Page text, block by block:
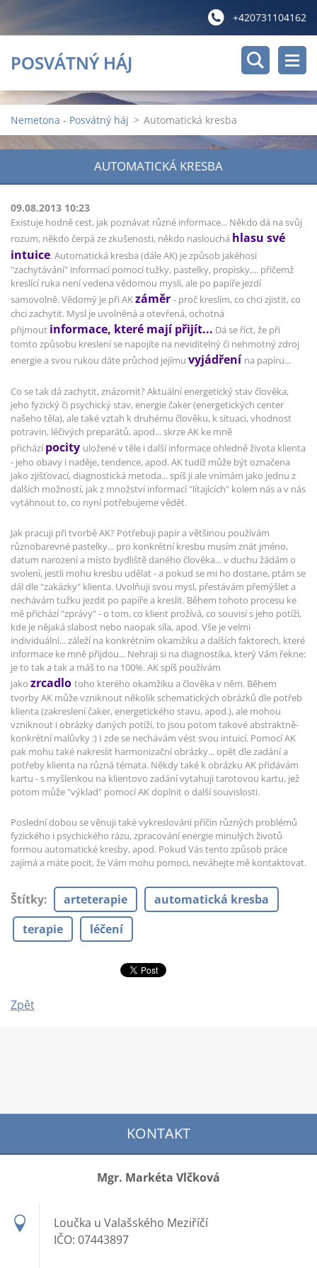
+420731104162
POSVÁTNÝ HÁJ
Nemetona - Posvátný háj > Automatická kresba
AUTOMATICKÁ KRESBA
09.08.2013 10:23
Existuje hodně cest, jak poznávat různé informace... Někdo dá na svůj
rozum, někdo čerpá ze zkušenosti, někdo naslouchá hlasu své
intuice. Automatická kresba (dále AK) je způsob jakéhosi
"zachytávání" informací pomocí tužky, pastelky, propisky,... přičemž
kreslící ruka není vedena vědomou myslí, ale po papíře jezdí
samovolně. Vědomý je při AKzáměr - proč kreslím, co chci zjistit, co
chci zachytit. Mysl je uvolněná a otevřená, ochotná
přijmout informace, které mají přijít... Dá se říct, že při
tomto způsobu kreslení se napojíte na neviditelný či nehmotný zdroj
energie a svou rukou dáte průchod jejímu vyjádření na papíru...
Co se tak dá zachytit, znázornit? Aktuální energetický stav člověka,
jeho fyzický či psychický stav, energie čaker (energetických center
našeho těla), ale také vztah k druhému člověku, k situaci, vhodnost
potravin, léčivých preparátů, apod... skrze AK ke mně
přicházípocity uložené v těle i další informace ohledně života klienta
- jeho obavy i naděje, tendence, apod. AK tudíž může být označena
jako zjišťovací, diagnostická metoda... spíš ji ale vnímám jako jednu z
dalších možností, jak z množství informací "lítajících" kolem nás a v nás
vytáhnout to, co nyní potřebujeme vědět.
Jak pracuji při tvorbě AK? Potřebuji papír a většinou používám
různobarevné pastelky... pro konkrétní kresbu musím znát jméno,
datum narození a místo bydliště daného člověka... v duchu žádám o
svolení, jestli mohu kresbu udělat - a pokud se mi ho dostane, ptám se
dál dle "zakázky" klienta. Uvolňuji svou mysl, přestávám přemýšlet a
nechávám tužku jezdit po papíře a kreslit. Během tohoto procesu ke
mě přichází "zprávy" - o tom, co klient prožívá, co souvisí s jeho potíží,
kde je nějaká slabost nebo naopak síla, apod. Vše je velmi
individuální... záleží na konkrétním okamžiku a dalších faktorech, které
informace ke mně přijdou... Nehraji si na diagnostika, který Vám řekne:
je to tak a tak a máš to na 100%. AK spíš používám
jako zrcadlo toho kterého okamžiku a člověka v něm. Během
tvorby AK může vzniknout několik schematických obrázků dle potřeb
klienta (zakreslení čaker, energetického stavu, apod.), ale mohou
vzniknout i obrázky daných potíží, to jsou potom takové abstraktně-
konkrétní malůvky :) I zde se nechávám vést svou intuicí. Pomocí AK
pak mohu také nakreslit harmonizační obrázky... opět dle zadání a
potřeby klienta na různá témata. Někdy také k obrázku AK přidávám
kartu - s myšlenkou na klientovo zadání vytahuji tarotovou kartu, jež
potom může "výklad" pomocí AK doplnit o další souvislosti.
Poslední dobou se věnuji také vykreslování příčin různých problémů
fyzického i psychického rázu, zpracování energie minulých životů
formou automatické kresby, apod. Pokud Vás tento způsob práce
zajímá a máte pocit, že Vám mohu pomoci, neváhejte mě kontaktovat.
Štítky: arteterapie
automatická kresba
terapie
léčení
Zpět
KONTAKT
Mgr. Markéta Vlčková
Loučka u Valašského Meziříčí
IČO: 07443897